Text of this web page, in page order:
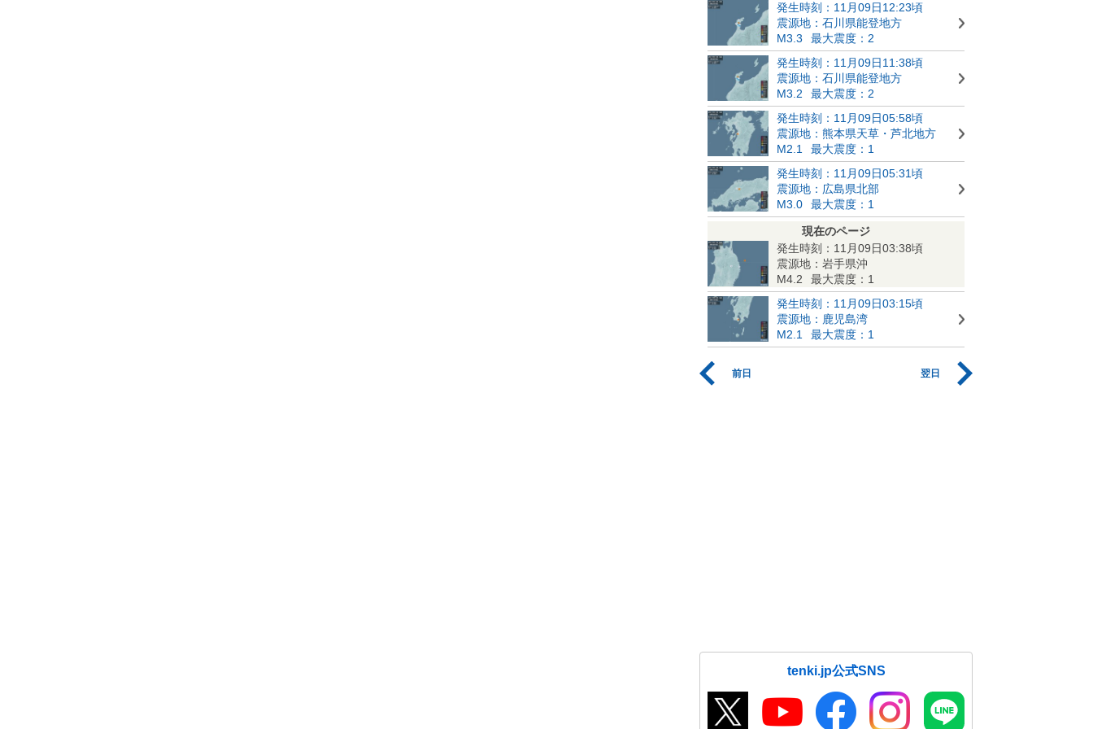
発生時刻：11月09日12:23頃
震源地：石川県能登地方
M3.3
最大震度：2
発生時刻：11月09日11:38頃
震源地：石川県能登地方
M3.2
最大震度：2
発生時刻：11月09日05:58頃
震源地：熊本県天草・芦北地方
M2.1
最大震度：1
発生時刻：11月09日05:31頃
震源地：広島県北部
M3.0
最大震度：1
現在のページ
発生時刻：11月09日03:38頃
震源地：岩手県沖
M4.2
最大震度：1
発生時刻：11月09日03:15頃
震源地：鹿児島湾
M2.1
最大震度：1
前日 翌日
tenki.jp公式SNS